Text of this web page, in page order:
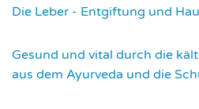
Die Leber - Entgiftung und
Gesund und vital durch die
aus dem Ayurveda und die